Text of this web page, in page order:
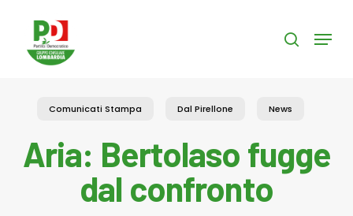
content
search
Menu
Comunicati Stampa Dal Pirellone News
Aria: Bertolaso fugge
dal confronto